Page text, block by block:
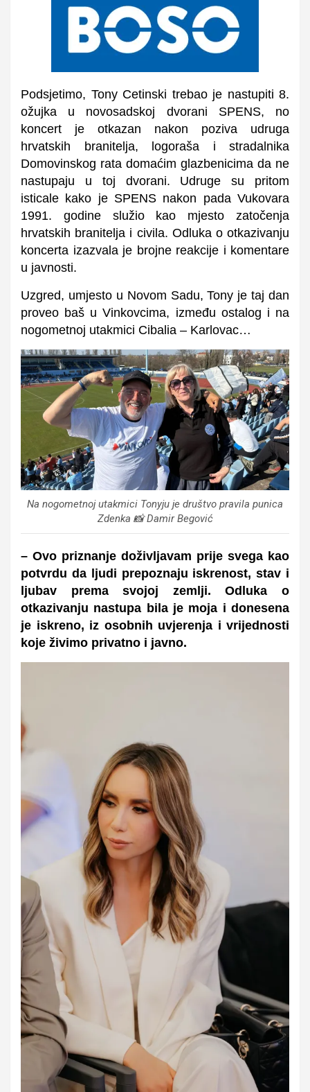
Podsjetimo, Tony Cetinski trebao je nastupiti 8.
ožujka u novosadskoj dvorani SPENS, no
koncert je otkazan nakon poziva udruga
hrvatskih branitelja, logoraša i stradalnika
Domovinskog rata domaćim glazbenicima da ne
nastupaju u toj dvorani. Udruge su pritom
isticale kako je SPENS nakon pada Vukovara
1991. godine služio kao mjesto zatočenja
hrvatskih branitelja i civila. Odluka o otkazivanju
koncerta izazvala je brojne reakcije i komentare
u javnosti.
Uzgred, umjesto u Novom Sadu, Tony je taj dan
proveo baš u Vinkovcima, između ostalog i na
nogometnoj utakmici Cibalia – Karlovac…
Na nogometnoj utakmici Tonyju je društvo pravila punica
Zdenka 📸 Damir Begović
– Ovo priznanje doživljavam prije svega kao
potvrdu da ljudi prepoznaju iskrenost, stav i
ljubav prema svojoj zemlji. Odluka o
otkazivanju nastupa bila je moja i donesena
je iskreno, iz osobnih uvjerenja i vrijednosti
koje živimo privatno i javno.